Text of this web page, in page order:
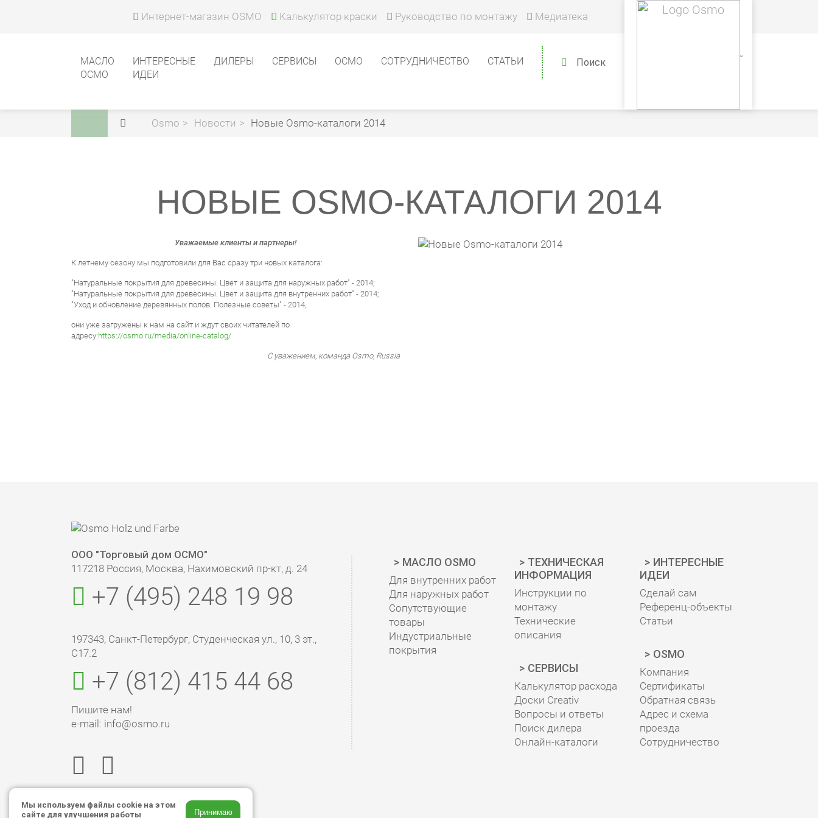
Интернет-магазин OSMO Калькулятор краски Руководство по монтажу Медиатека
МАСЛО
ОСМО
ИНТЕРЕСНЫЕ
ИДЕИ
ДИЛЕРЫ СЕРВИСЫ ОСМО СОТРУДНИЧЕСТВО СТАТЬИ Поиск
Osmo Новости Новые Osmo-каталоги 2014
НОВЫЕ OSMO-КАТАЛОГИ 2014
Уважаемые клиенты и партнеры!
К летнему сезону мы подготовили для Вас сразу три новых каталога:
"Натуральные покрытия для древесины. Цвет и защита для наружных работ" - 2014;
"Натуральные покрытия для древесины. Цвет и защита для внутренних работ" - 2014;
"Уход и обновление деревянных полов. Полезные советы" - 2014,
они уже загружены к нам на сайт и ждут своих читателей по
адресу:https://osmo.ru/media/online-catalog/
С уважением, команда Osmo, Russia
ООО "Торговый дом ОСМО"
117218 Россия, Москва, Нахимовский пр-кт, д. 24
+7 (495) 248 19 98
197343, Санкт-Петербург, Студенческая ул., 10, 3 эт.,
С17.2
+7 (812) 415 44 68
Пишите нам!
e-mail: info@osmo.ru
МАСЛО OSMO
Для внутренних работ
Для наружных работ
Сопутствующие
товары
Индустриальные
покрытия
ТЕХНИЧЕСКАЯ
ИНФОРМАЦИЯ
Инструкции по
монтажу
Технические
описания
СЕРВИСЫ
Калькулятор расхода
Доски Creativ
Вопросы и ответы
Поиск дилера
Онлайн-каталоги
ИНТЕРЕСНЫЕ
ИДЕИ
Сделай сам
Референц-объекты
Статьи
OSMO
Компания
Сертификаты
Обратная связь
Адрес и схема
проезда
Сотрудничество
Мы используем файлы cookie на этом
сайте для улучшения работы
Принимаю